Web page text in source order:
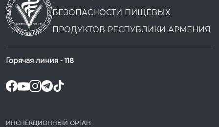
БЕЗОПАСНОСТИ ПИЩЕВЫХ
ПРОДУКТОВ РЕСПУБЛИКИ АРМЕНИЯ
Горячая линия - 118
ИНСПЕКЦИОННЫЙ ОРГАН